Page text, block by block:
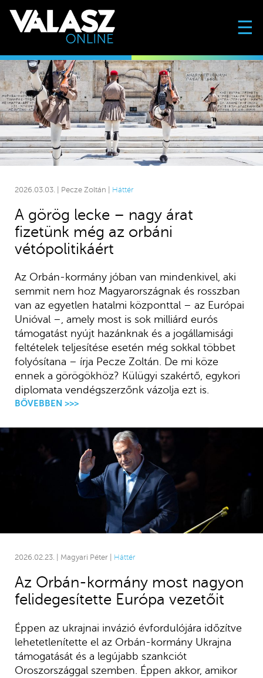
☰
2026.03.03. | Pecze Zoltán | Háttér
A görög lecke – nagy árat
fizetünk még az orbáni
vétópolitikáért
Az Orbán-kormány jóban van mindenkivel, aki
semmit nem hoz Magyarországnak és rosszban
van az egyetlen hatalmi központtal – az Európai
Unióval –, amely most is sok milliárd eurós
támogatást nyújt hazánknak és a jogállamisági
feltételek teljesítése esetén még sokkal többet
folyósítana – írja Pecze Zoltán. De mi köze
ennek a görögökhöz? Külügyi szakértő, egykori
diplomata vendégszerzőnk vázolja ezt is.
BŐVEBBEN >>>
2026.02.23. | Magyari Péter | Háttér
Az Orbán-kormány most nagyon
felidegesítette Európa vezetőit
Éppen az ukrajnai invázió évfordulójára időzítve
lehetetlenítette el az Orbán-kormány Ukrajna
támogatását és a legújabb szankciót
Oroszországgal szemben. Éppen akkor, amikor